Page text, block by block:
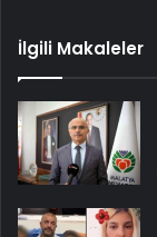
İlgili Makaleler